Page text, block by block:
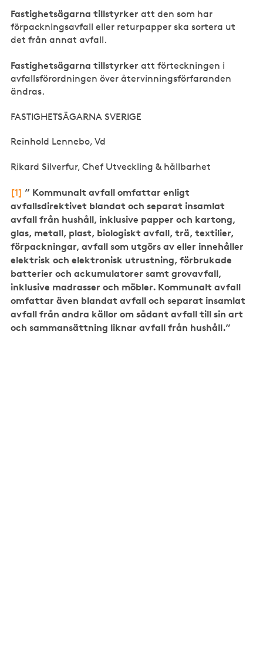
Fastighetsägarna tillstyrker att den som har
förpackningsavfall eller returpapper ska sortera ut
det från annat avfall.
Fastighetsägarna tillstyrker att förteckningen i
avfallsförordningen över återvinningsförfaranden
ändras.
FASTIGHETSÄGARNA SVERIGE
Reinhold Lennebo, Vd
Rikard Silverfur, Chef Utveckling & hållbarhet
[1] ” Kommunalt avfall omfattar enligt
avfallsdirektivet blandat och separat insamlat
avfall från hushåll, inklusive papper och kartong,
glas, metall, plast, biologiskt avfall, trä, textilier,
förpackningar, avfall som utgörs av eller innehåller
elektrisk och elektronisk utrustning, förbrukade
batterier och ackumulatorer samt grovavfall,
inklusive madrasser och möbler. Kommunalt avfall
omfattar även blandat avfall och separat insamlat
avfall från andra källor om sådant avfall till sin art
och sammansättning liknar avfall från hushåll.”